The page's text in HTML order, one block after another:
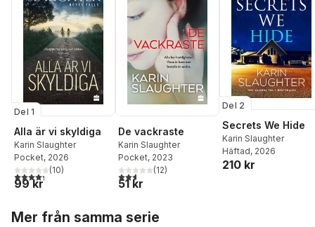
Del 1
Alla är vi skyldiga
Karin Slaughter
Pocket, 2026
4,3utav 5 stjärnor. Totalt antal röster:
(10)
99 kr
De vackraste
Karin Slaughter
Pocket, 2023
2,6utav 5 stjärnor. Totalt antal röster:
(12)
51 kr
Del 2
Secrets We Hide
Karin Slaughter
Häftad, 2026
210 kr
Mer från samma serie